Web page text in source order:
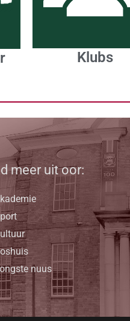
Klubs
meer uit oor:
nuus